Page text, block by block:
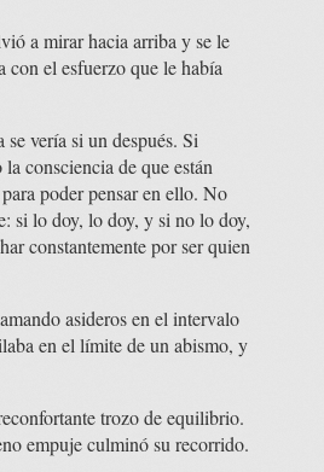
a mirar hacia arriba y se le
con el esfuerzo que le había
vería si un después. Si
consciencia de que están
poder pensar en ello. No
si lo doy, lo doy, y si no lo doy,
constantemente por ser quien
asideros en el intervalo
en el límite de un abismo, y
trozo de equilibrio.
empuje culminó su recorrido.